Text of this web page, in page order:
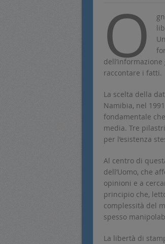
O
raccontare i fatti.
La scelta della
Namibia, nel
fondamentale
media. Tre
per l’esistenza
Al centro di
dell’Uomo, che
opinioni e a
principio che,
complessità del
spesso
La libertà di